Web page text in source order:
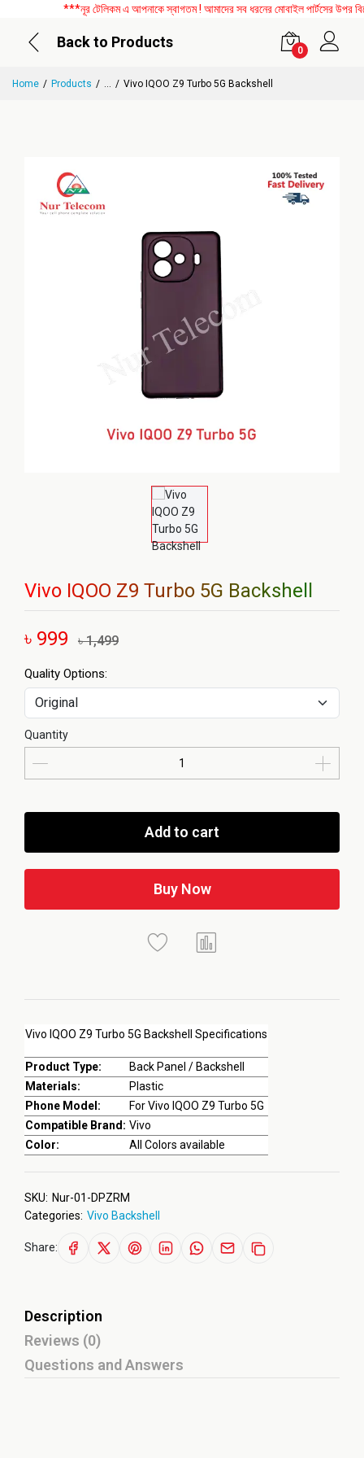
***নূর টেলিকম এ আপনাকে স্বাগতম ! আমাদের সব ধরনের মোবাইল পার্টসের উপর
Back to Products
0
Home Products ... Vivo IQOO Z9 Turbo 5G Backshell
Vivo IQOO Z9 Turbo 5G Backshell
৳ 999 ৳ 1,499
Vivo IQOO Z9 Turbo 5G Backshell Specifications
Product Type:
Back Panel / Backshell
Materials:
Plastic
Phone Model:
For Vivo IQOO Z9 Turbo 5G
Compatible Brand: Vivo
Color:
All Colors available
Quality Options:
Quantity
Add to cart
Buy Now
SKU: Nur-01-DPZRM
Categories: Vivo Backshell
Share:
Description
Reviews (0)
Questions and Answers